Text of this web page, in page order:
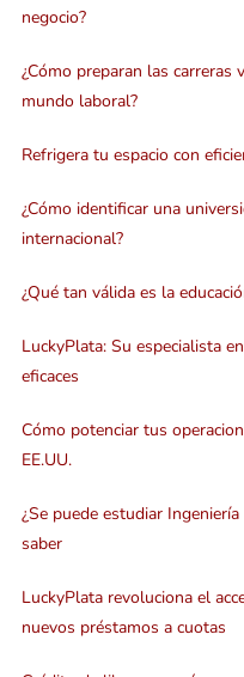
negocio?
¿Cómo preparan las
mundo laboral?
Refrigera tu espacio con
¿Cómo identificar una
internacional?
¿Qué tan válida es la
LuckyPlata: Su especialista
eficaces
Cómo potenciar tus
EE.UU.
¿Se puede estudiar
saber
LuckyPlata revoluciona el
nuevos préstamos a cuotas